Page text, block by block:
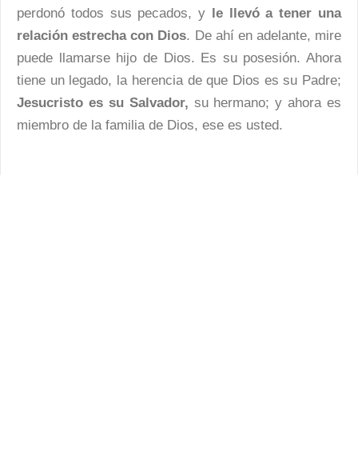
perdonó todos sus pecados, y
le llevó a tener una
relación estrecha con Dios. De ahí en adelante, mire
puede llamarse hijo de Dios. Es su posesión. Ahora
tiene un legado, la herencia de que Dios es su Padre;
Jesucristo es su Salvador, su hermano; y ahora es
miembro de la familia de Dios, ese es usted.